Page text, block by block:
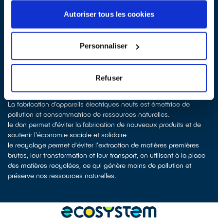
Autoriser tous les cookies
Personnaliser
Refuser
les déposer en déchetterie
reprendre à la livraisond’un nouvel appareil électrique
d'achat selon la surface de vente)
À Montreuil-Bellay, les points de collecte, partenaires de notre
, nous remettent ensuite les
équipements collectés afin que nous prenions en charge leur
dépollution et leur recyclage.
Recycler, c’est économiser les ressources et réduire l’impact
environnemental
La fabrication d’appareils électriques neufs est émettrice de
pollution et consommatrice de ressources naturelles.
le don permet d’éviter la fabrication de nouveaux produits et de
soutenir l'économie sociale et solidaire
le recyclage permet d'éviter l'extraction de matières premières
brutes, leur transformation et leur transport, en utilisant à la place
des matières recyclées, ce qui génère moins de pollution et
préserve nos ressources naturelles.